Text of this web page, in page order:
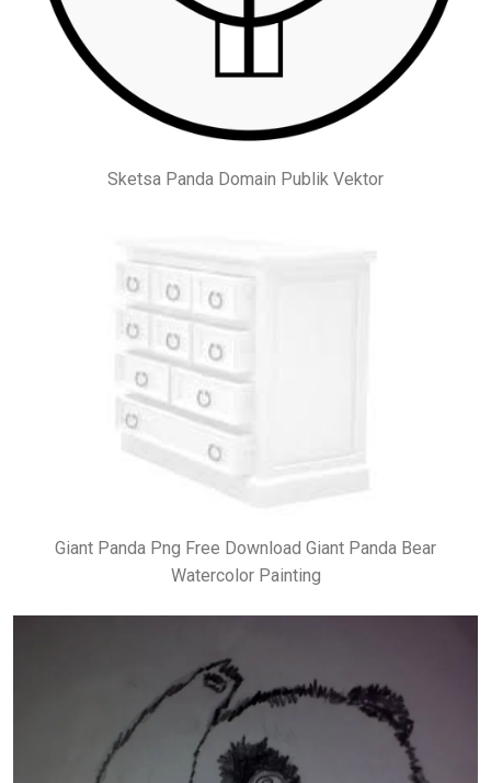
Sketsa Panda Domain Publik Vektor
Giant Panda Png Free Download Giant Panda Bear
Watercolor Painting